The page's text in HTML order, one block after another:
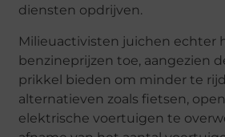
diensten opdrijven.
Milieuactivisten juichen echter
benzineprijzen toe, aangezien
prikkel bieden om minder te
alternatieven zoals fietsen,
elektrische voertuigen te